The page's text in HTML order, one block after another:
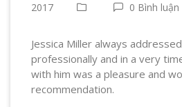
2017
0 Bình luận
Jessica Miller always
professionally and in a very
with him was a pleasure and
recommendation.